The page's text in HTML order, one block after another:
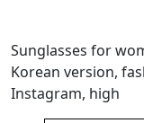
Sunglasses for
Korean version,
Instagram, high